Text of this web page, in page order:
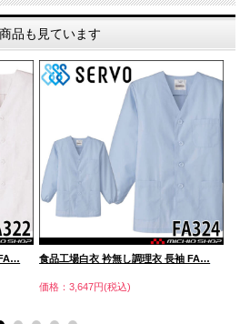
品も見ています
食品工場白衣 衿無し調理衣 長袖 FA…
価格：3,647円(税込)